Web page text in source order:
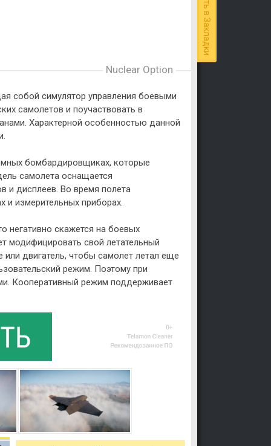
Nuclear Option
собой симулятор управления боевыми
самолетов и поучаствовать в
Характерной особенностью данной
бомбардировщиках, которые
самолета оснащается
и дисплеев. Во время полета
и измерительных приборах.
негативно скажется на боевых
модифицировать свой летательный
двигатель, чтобы самолет летал еще
режим. Поэтому при
Кооперативный режим поддерживает